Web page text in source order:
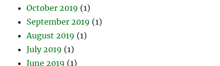
October 2019 (1)
September 2019 (1)
August 2019 (1)
July 2019 (1)
June 2019 (1)